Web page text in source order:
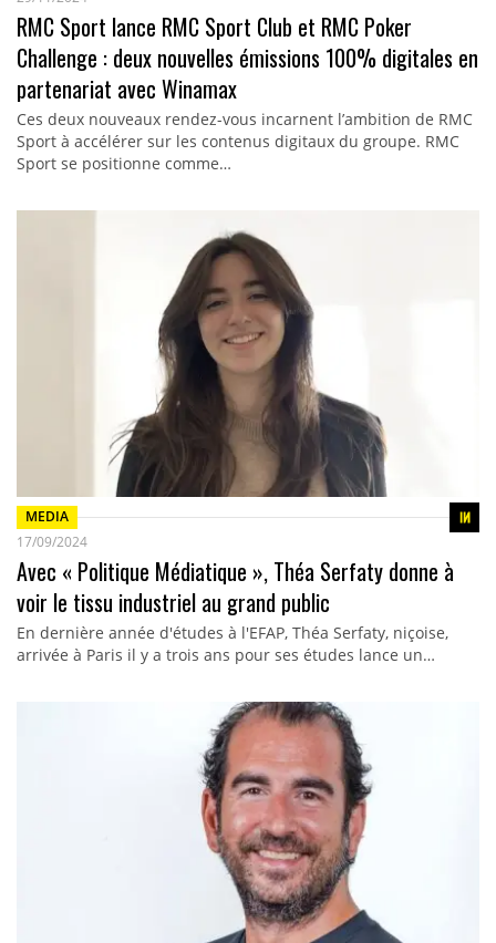
RMC Sport lance RMC Sport Club et RMC Poker
Challenge : deux nouvelles émissions 100% digitales en
partenariat avec Winamax
Ces deux nouveaux rendez-vous incarnent l’ambition de RMC
Sport à accélérer sur les contenus digitaux du groupe. RMC
Sport se positionne comme…
MEDIA
17/09/2024
Avec « Politique Médiatique », Théa Serfaty donne à
voir le tissu industriel au grand public
En dernière année d'études à l'EFAP, Théa Serfaty, niçoise,
arrivée à Paris il y a trois ans pour ses études lance un…